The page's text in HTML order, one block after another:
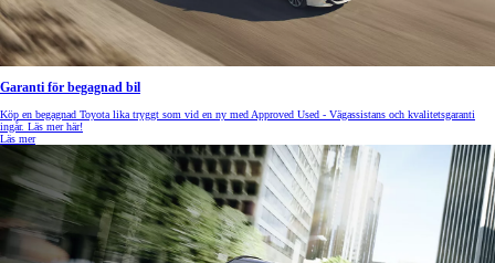
Garanti för begagnad bil
Köp en begagnad Toyota lika tryggt som vid en ny med Approved Used - Vägassistans och kvalitetsgaranti
ingår. Läs mer här!
Läs mer